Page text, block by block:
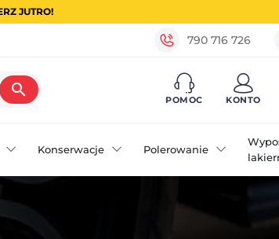
JUTRO!
790 716 726
search
POMOC KONTO
Konserwacje Polerowanie